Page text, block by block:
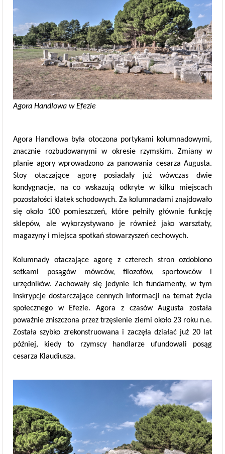
Agora Handlowa w Efezie
Agora Handlowa była otoczona portykami kolumnadowymi,
znacznie rozbudowanymi w okresie rzymskim. Zmiany w
planie agory wprowadzono za panowania cesarza Augusta.
Stoy otaczające agorę posiadały już wówczas dwie
kondygnacje, na co wskazują odkryte w kilku miejscach
pozostałości klatek schodowych. Za kolumnadami znajdowało
się około 100 pomieszczeń, które pełniły głównie funkcję
sklepów, ale wykorzystywano je również jako warsztaty,
magazyny i miejsca spotkań stowarzyszeń cechowych.
Kolumnady otaczające agorę z czterech stron ozdobiono
setkami posągów mówców, filozofów, sportowców i
urzędników. Zachowały się jedynie ich fundamenty, w tym
inskrypcje dostarczające cennych informacji na temat życia
społecznego w Efezie. Agora z czasów Augusta została
poważnie zniszczona przez trzęsienie ziemi około 23 roku n.e.
Została szybko zrekonstruowana i zaczęła działać już 20 lat
później, kiedy to rzymscy handlarze ufundowali posąg
cesarza Klaudiusza.